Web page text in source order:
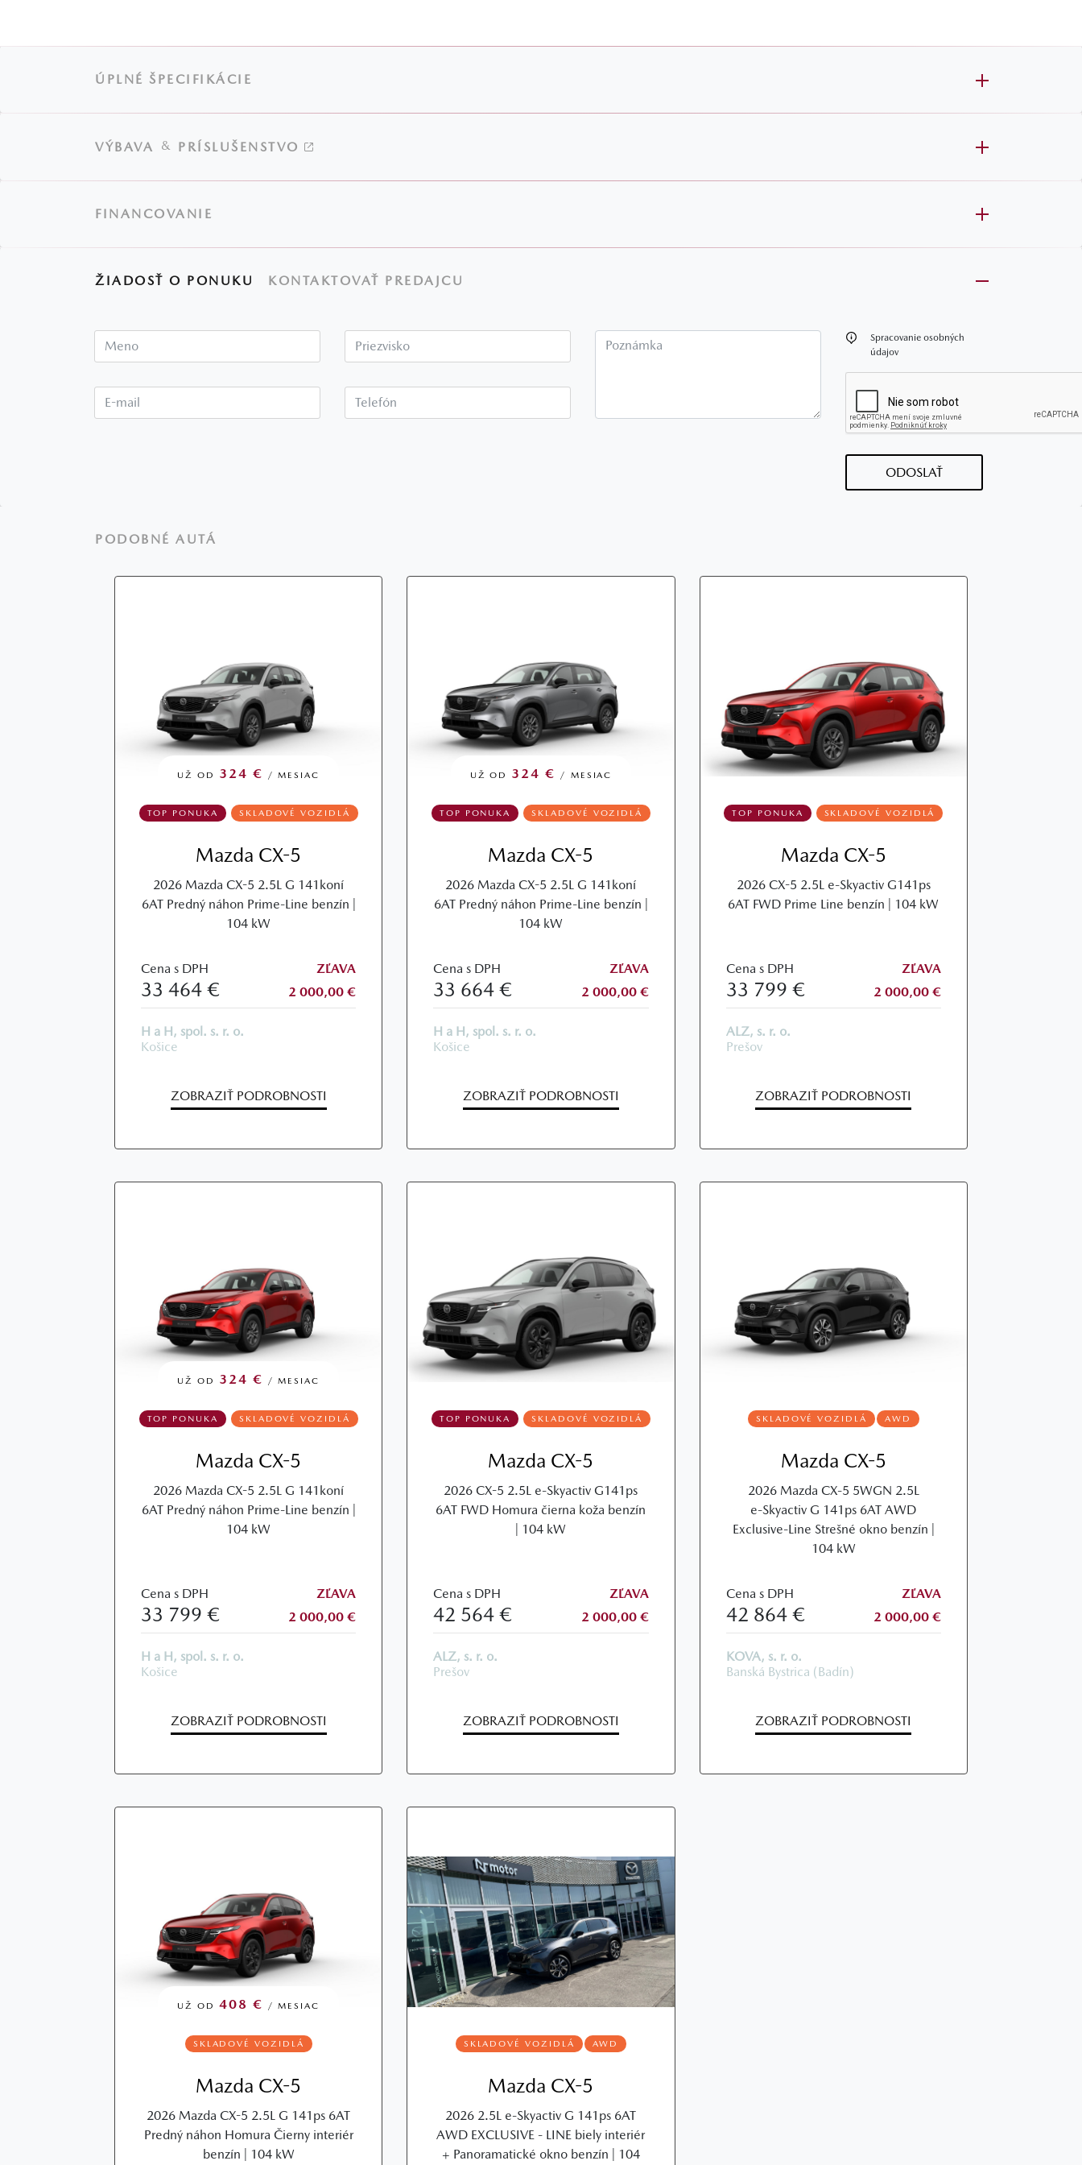
ÚPLNÉ ŠPECIFIKÁCIE
VÝBAVA & PRÍSLUŠENSTVO
FINANCOVANIE
ŽIADOSŤ O PONUKU KONTAKTOVAŤ PREDAJCU
Spracovanie osobných
údajov
ODOSLAŤ
PODOBNÉ AUTÁ
UŽ OD 324 € / MESIAC
TOP PONUKA SKLADOVÉ VOZIDLÁ
Mazda CX-5
2026 Mazda CX-5 2.5L G 141koní
6AT Predný náhon Prime-Line benzín |
104 kW
Cena s DPH
33 464 €
ZĽAVA
2 000,00 €
H a H, spol. s. r. o.
Košice
ZOBRAZIŤ PODROBNOSTI
UŽ OD 324 € / MESIAC
TOP PONUKA SKLADOVÉ VOZIDLÁ
Mazda CX-5
2026 Mazda CX-5 2.5L G 141koní
6AT Predný náhon Prime-Line benzín |
104 kW
Cena s DPH
33 664 €
ZĽAVA
2 000,00 €
H a H, spol. s. r. o.
Košice
ZOBRAZIŤ PODROBNOSTI
TOP PONUKA SKLADOVÉ VOZIDLÁ
Mazda CX-5
2026 CX-5 2.5L e-Skyactiv G141ps
6AT FWD Prime Line benzín | 104 kW
Cena s DPH
33 799 €
ZĽAVA
2 000,00 €
ALZ, s. r. o.
Prešov
ZOBRAZIŤ PODROBNOSTI
UŽ OD 324 € / MESIAC
TOP PONUKA SKLADOVÉ VOZIDLÁ
Mazda CX-5
2026 Mazda CX-5 2.5L G 141koní
6AT Predný náhon Prime-Line benzín |
104 kW
Cena s DPH
33 799 €
ZĽAVA
2 000,00 €
H a H, spol. s. r. o.
Košice
ZOBRAZIŤ PODROBNOSTI
TOP PONUKA SKLADOVÉ VOZIDLÁ
Mazda CX-5
2026 CX-5 2.5L e-Skyactiv G141ps
6AT FWD Homura čierna koža benzín
| 104 kW
Cena s DPH
42 564 €
ZĽAVA
2 000,00 €
ALZ, s. r. o.
Prešov
ZOBRAZIŤ PODROBNOSTI
SKLADOVÉ VOZIDLÁ AWD
Mazda CX-5
2026 Mazda CX‑5 5WGN 2.5L
e‑Skyactiv G 141ps 6AT AWD
Exclusive‑Line Strešné okno benzín |
104 kW
Cena s DPH
42 864 €
ZĽAVA
2 000,00 €
KOVA, s. r. o.
Banská Bystrica (Badín)
ZOBRAZIŤ PODROBNOSTI
UŽ OD 408 € / MESIAC
SKLADOVÉ VOZIDLÁ
Mazda CX-5
2026 Mazda CX-5 2.5L G 141ps 6AT
Predný náhon Homura Čierny interiér
benzín | 104 kW
SKLADOVÉ VOZIDLÁ AWD
Mazda CX-5
2026 2.5L e‑Skyactiv G 141ps 6AT
AWD EXCLUSIVE - LINE biely interiér
+ Panoramatické okno benzín | 104